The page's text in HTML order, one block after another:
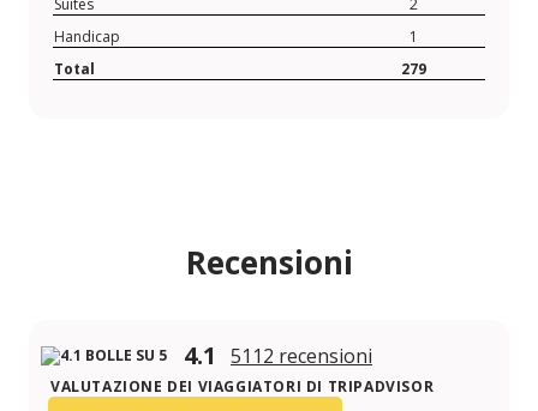
Handicap
1
Total
279
Recensioni
4.1 5112 recensioni
VALUTAZIONE DEI VIAGGIATORI DI TRIPADVISOR